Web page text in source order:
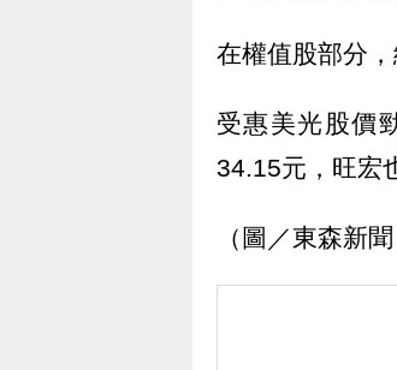
在權值股部分
受惠美光股價
34.15元，旺宏
（圖／東森新聞